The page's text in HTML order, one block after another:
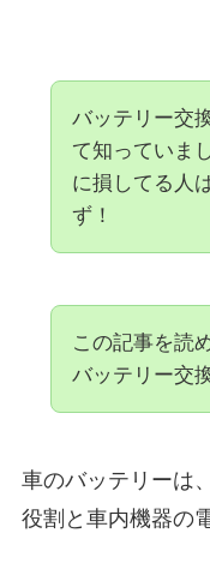
バッテリー交
て知っていま
に損してる人
ず！
この記事を読
バッテリー交
車のバッテリーは
役割と車内機器の